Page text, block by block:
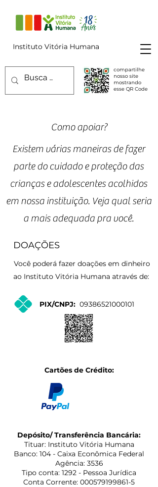
Instituto Vitória Humana
compartilhe
nosso site
mostrando
esse QR Code
Como apoiar?
Existem várias maneiras de fazer
parte do cuidado e proteção das
crianças e adolescentes acolhidos
em nossa instituição. Veja qual seria
a mais adequada pra você.
DOAÇÕES
Você poderá fazer doações em dinheiro
ao Instituto Vitória Humana através de:
PIX/CNPJ: 09386521000101
Cartões de Crédito:
Depósito/ Transferência Bancária:
Tituar: Instituto Vitória Humana
Banco: 104 - Caixa Econômica Federal
Agência: 3536
Tipo conta: 1292 - Pessoa Jurídica
Conta Corrente: 000579199861-5